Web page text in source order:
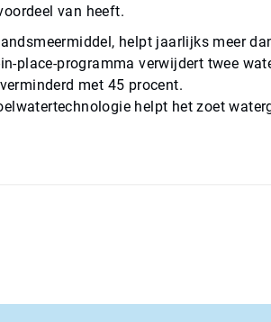
van heeft.
helpt jaarlijks meer
place-programma verwijdert twee
met 45 procent.
helpt het zoet